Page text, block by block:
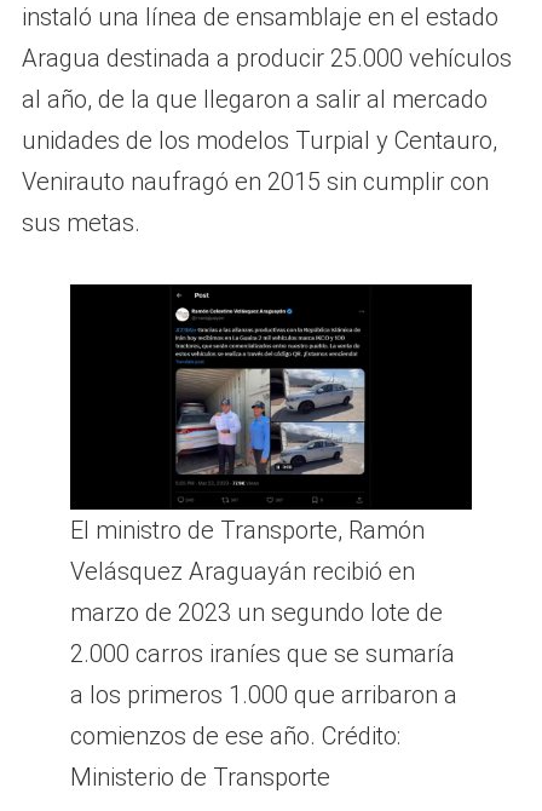
instaló una línea de ensamblaje en el estado
Aragua destinada a producir 25.000 vehículos
al año, de la que llegaron a salir al mercado
unidades de los modelos Turpial y Centauro,
Venirauto naufragó en 2015 sin cumplir con
sus metas.
El ministro de Transporte, Ramón
Velásquez Araguayán recibió en
marzo de 2023 un segundo lote de
2.000 carros iraníes que se sumaría
a los primeros 1.000 que arribaron a
comienzos de ese año. Crédito:
Ministerio de Transporte